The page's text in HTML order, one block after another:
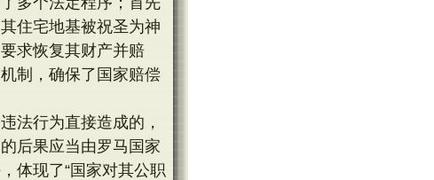
住宅地基被祝圣为神
求恢复其财产并赔
制，确保了国家赔偿
法行为直接造成的，
后果应当由罗马国家
体现了“国家对其公职